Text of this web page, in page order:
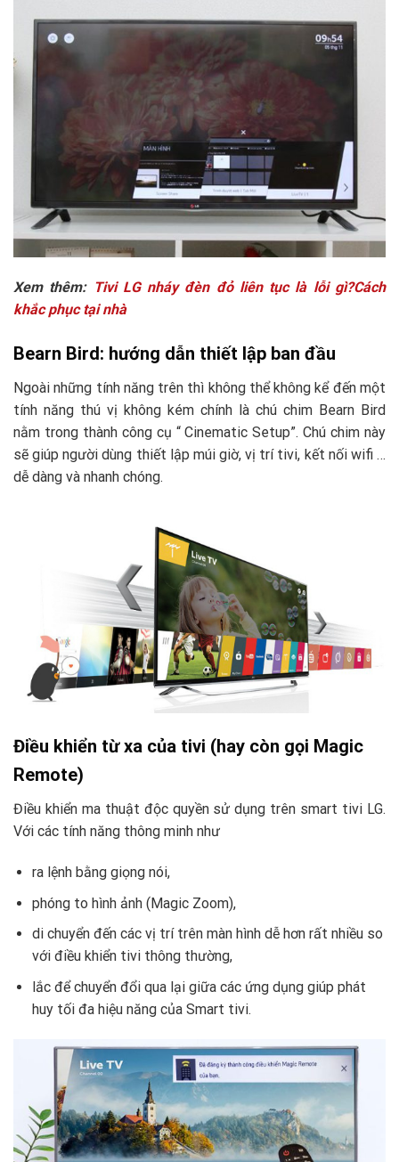
Xem thêm: Tivi LG nháy đèn đỏ liên tục là lỗi gì?Cách
khắc phục tại nhà
Bearn Bird: hướng dẫn thiết lập ban đầu
Ngoài những tính năng trên thì không thể không kể đến một
tính năng thú vị không kém chính là chú chim Bearn Bird
nằm trong thành công cụ “ Cinematic Setup”. Chú chim này
sẽ giúp người dùng thiết lập múi giờ, vị trí tivi, kết nối wifi …
dễ dàng và nhanh chóng.
Điều khiển từ xa của tivi (hay còn gọi Magic
Remote)
Điều khiển ma thuật độc quyền sử dụng trên smart tivi LG.
Với các tính năng thông minh như
ra lệnh bằng giọng nói,
phóng to hình ảnh (Magic Zoom),
di chuyển đến các vị trí trên màn hình dễ hơn rất nhiều so
với điều khiển tivi thông thường,
lắc để chuyển đổi qua lại giữa các ứng dụng giúp phát
huy tối đa hiệu năng của Smart tivi.